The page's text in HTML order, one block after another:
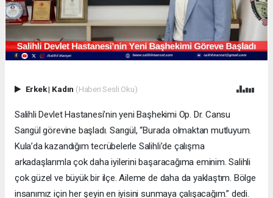
Erkek| Kadın (Haberi Sesli Oku)
Salihli Devlet Hastanesi’nin yeni Başhekimi Op. Dr. Cansu
Sarıgül görevine başladı. Sarıgül, “Burada olmaktan mutluyum.
Kula’da kazandığım tecrübelerle Salihli’de çalışma
arkadaşlarımla çok daha iyilerini başaracağıma eminim. Salihli
çok güzel ve büyük bir ilçe. Aileme de daha da yaklaştım. Bölge
insanımız için her şeyin en iyisini sunmaya çalışacağım.” dedi.